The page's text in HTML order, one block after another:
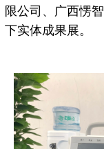
限公司、广西愣
下实体成果展。